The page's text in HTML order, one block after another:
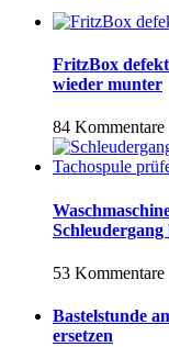
FritzBox
wieder munter
84 Kommentare
Schleudergang
53 Kommentare
Bastelstunde
ersetzen